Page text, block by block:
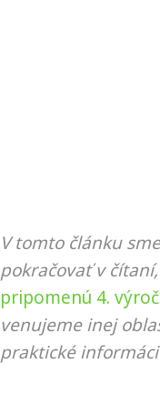
V tomto článku
pokračovať v
pripomenú 4.
venujeme inej
praktické